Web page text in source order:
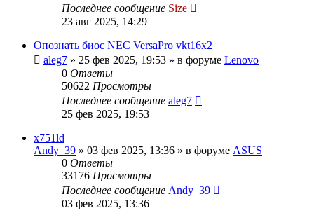
Последнее сообщение Size
23 авг 2025, 14:29
Опознать биос NEC VersaPro vkt16x2
aleg7 » 25 фев 2025, 19:53 » в форуме Lenovo
0 Ответы
50622 Просмотры
Последнее сообщение aleg7
25 фев 2025, 19:53
x751ld
Andy_39 » 03 фев 2025, 13:36 » в форуме ASUS
0 Ответы
33176 Просмотры
Последнее сообщение Andy_39
03 фев 2025, 13:36